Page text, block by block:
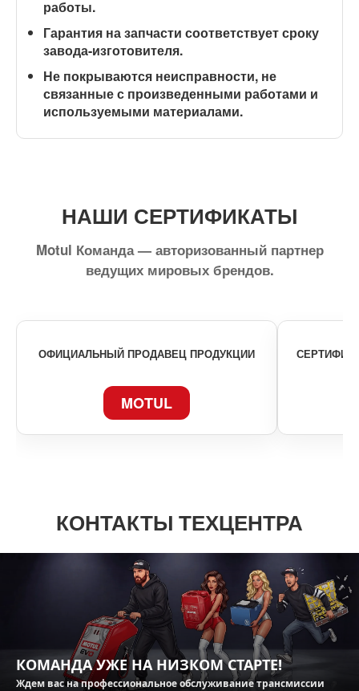
работы.
Гарантия на запчасти соответствует сроку
завода-изготовителя.
Не покрываются неисправности, не
связанные с произведенными работами и
используемыми материалами.
НАШИ СЕРТИФИКАТЫ
Motul Команда — авторизованный партнер
ведущих мировых брендов.
ОФИЦИАЛЬНЫЙ ПРОДАВЕЦ ПРОДУКЦИИ
MOTUL
КОНТАКТЫ ТЕХЦЕНТРА
КОМАНДА УЖЕ НА НИЗКОМ СТАРТЕ!
Ждем вас на профессиональное обслуживание трансмиссии